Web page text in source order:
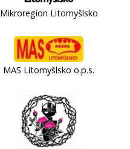
Mikroregion Litomyšlsko
MAS Litomyšlsko o.p.s.